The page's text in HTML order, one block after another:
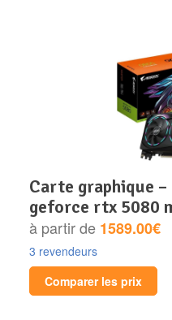
carte graphique – gigabyte – aorus
geforce rtx 5080
à partir de 1589.00€
3 revendeurs
Comparer les prix